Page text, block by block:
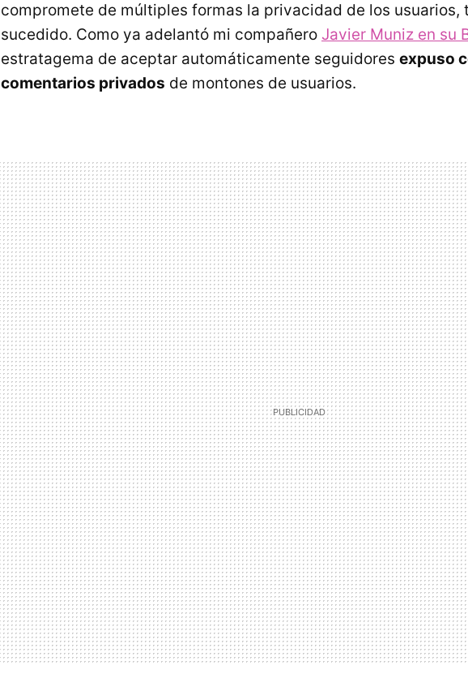
compromete de múltiples formas la privacidad de los usuarios,
sucedido. Como ya adelantó mi compañero Javier Muniz en su
estratagema de aceptar automáticamente seguidores expuso
comentarios privados de montones de usuarios.